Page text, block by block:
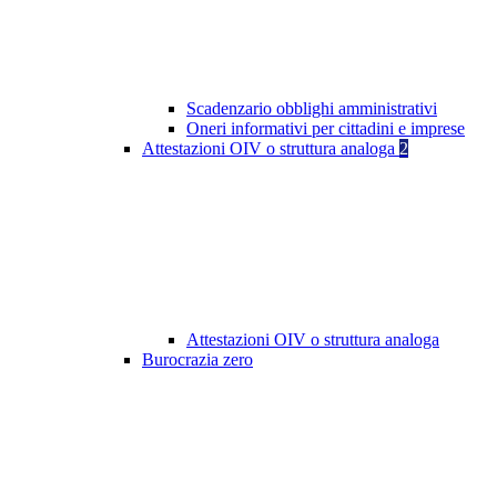
Scadenzario obblighi amministrativi
Oneri informativi per cittadini e imprese
Attestazioni OIV o struttura analoga 2
Attestazioni OIV o struttura analoga
Burocrazia zero